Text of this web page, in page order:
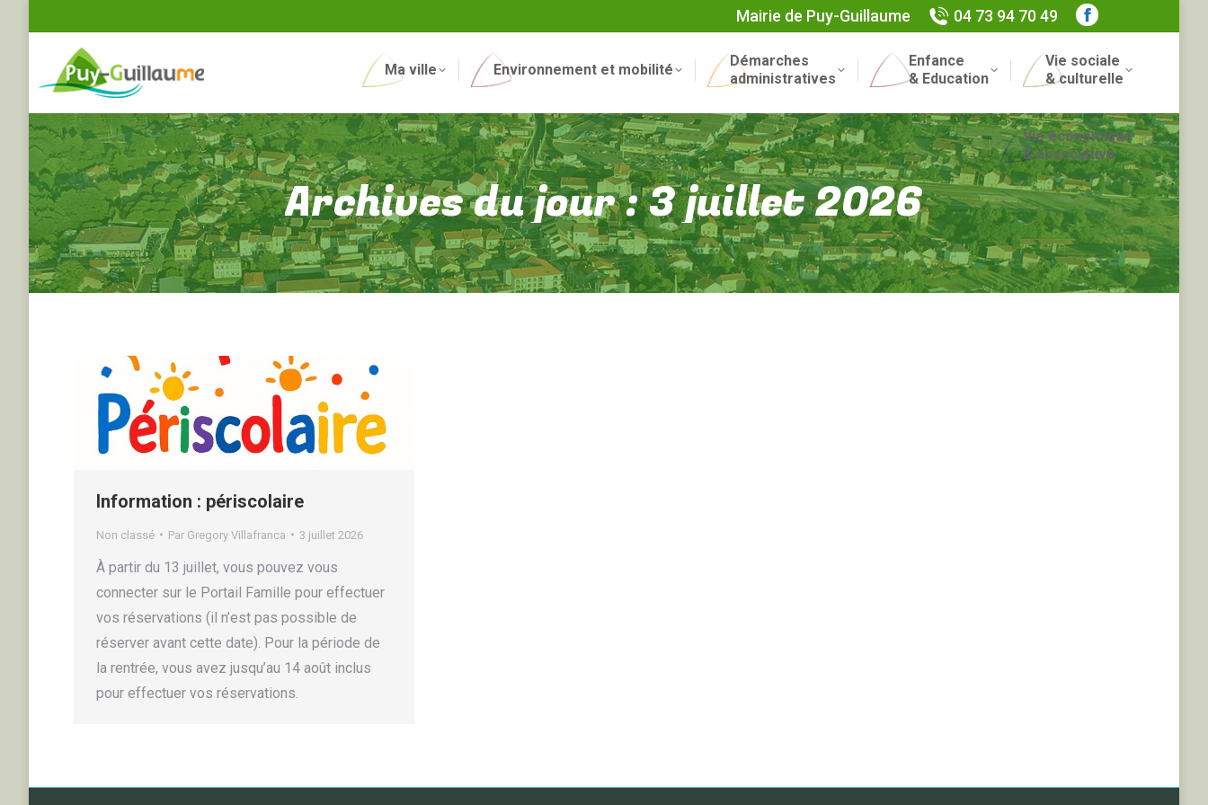
Mairie de Puy-Guillaume 04 73 94 70 49
Facebook
opens
new
window
Ma ville Environnement et mobilité
Démarches
administratives
Enfance
& Education
Vie sociale
& culturelle
Vie économique
& associative
Archives du jour :3 juillet 2026
Information : périscolaire
Non classé Par Gregory Villafranca 3 juillet 2026
À partir du 13 juillet, vous pouvez vous
connecter sur le Portail Famille pour effectuer
vos réservations (il n’est pas possible de
réserver avant cette date). Pour la période de
la rentrée, vous avez jusqu’au 14 août inclus
pour effectuer vos réservations.